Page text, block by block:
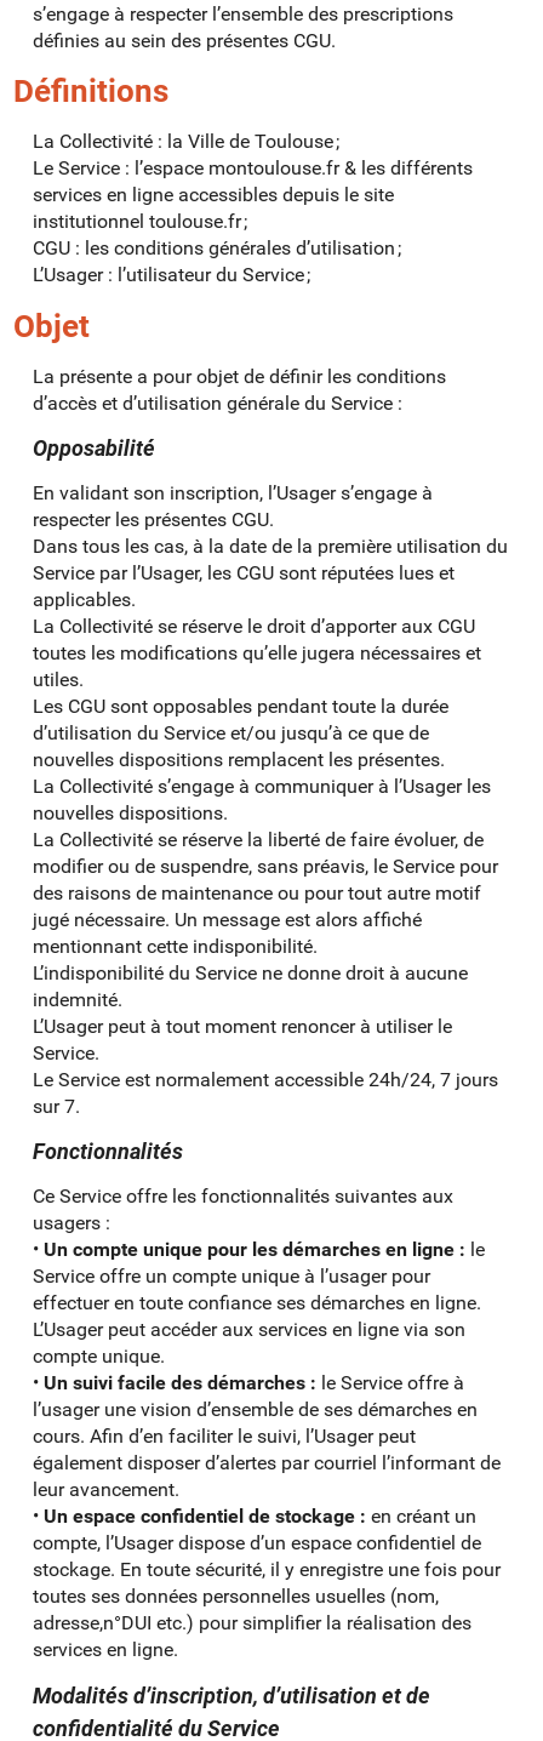
s’engage à respecter l’ensemble des prescriptions
définies au sein des présentes CGU.
Définitions
La Collectivité : la Ville de Toulouse ;
Le Service : l’espace montoulouse.fr & les différents
services en ligne accessibles depuis le site
institutionnel toulouse.fr ;
CGU : les conditions générales d’utilisation ;
L’Usager : l’utilisateur du Service ;
Objet
La présente a pour objet de définir les conditions
d’accès et d’utilisation générale du Service :
Opposabilité
En validant son inscription, l’Usager s’engage à
respecter les présentes CGU.
Dans tous les cas, à la date de la première utilisation du
Service par l’Usager, les CGU sont réputées lues et
applicables.
La Collectivité se réserve le droit d’apporter aux CGU
toutes les modifications qu’elle jugera nécessaires et
utiles.
Les CGU sont opposables pendant toute la durée
d’utilisation du Service et/ou jusqu’à ce que de
nouvelles dispositions remplacent les présentes.
La Collectivité s’engage à communiquer à l’Usager les
nouvelles dispositions.
La Collectivité se réserve la liberté de faire évoluer, de
modifier ou de suspendre, sans préavis, le Service pour
des raisons de maintenance ou pour tout autre motif
jugé nécessaire. Un message est alors affiché
mentionnant cette indisponibilité.
L’indisponibilité du Service ne donne droit à aucune
indemnité.
L’Usager peut à tout moment renoncer à utiliser le
Service.
Le Service est normalement accessible 24h/24, 7 jours
sur 7.
Fonctionnalités
Ce Service offre les fonctionnalités suivantes aux
usagers :
• Un compte unique pour les démarches en ligne : le
Service offre un compte unique à l’usager pour
effectuer en toute confiance ses démarches en ligne.
L’Usager peut accéder aux services en ligne via son
compte unique.
• Un suivi facile des démarches : le Service offre à
l’usager une vision d’ensemble de ses démarches en
cours. Afin d’en faciliter le suivi, l’Usager peut
également disposer d’alertes par courriel l’informant de
leur avancement.
• Un espace confidentiel de stockage : en créant un
compte, l’Usager dispose d’un espace confidentiel de
stockage. En toute sécurité, il y enregistre une fois pour
toutes ses données personnelles usuelles (nom,
adresse,n°DUI etc.) pour simplifier la réalisation des
services en ligne.
Modalités d’inscription, d’utilisation et de
confidentialité du Service